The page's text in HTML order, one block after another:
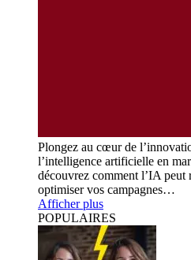
Plongez au cœur de
l’intelligence artificielle en
découvrez comment l’IA peut
optimiser vos campagnes…
Afficher plus
POPULAIRES